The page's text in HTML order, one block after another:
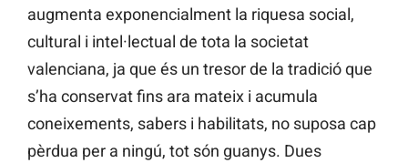
augmenta exponencialment la riquesa social,
cultural i intel·lectual de tota la societat
valenciana, ja que és un tresor de la tradició que
s’ha conservat fins ara mateix i acumula
coneixements, sabers i habilitats, no suposa cap
pèrdua per a ningú, tot són guanys. Dues